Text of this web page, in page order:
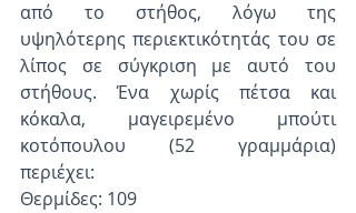
από το στήθος, λόγω της
υψηλότερης περιεκτικότητάς του σε
λίπος σε σύγκριση με αυτό του
στήθους. Ένα χωρίς πέτσα και
κόκαλα, μαγειρεμένο μπούτι
κοτόπουλου (52 γραμμάρια)
περιέχει:
Θερμίδες: 109